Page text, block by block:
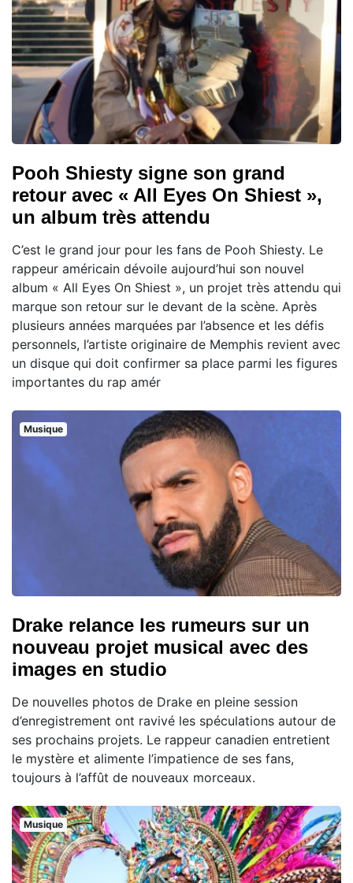
Pooh Shiesty signe son grand
retour avec « All Eyes On Shiest »,
un album très attendu
C’est le grand jour pour les fans de Pooh Shiesty. Le
rappeur américain dévoile aujourd’hui son nouvel
album « All Eyes On Shiest », un projet très attendu qui
marque son retour sur le devant de la scène. Après
plusieurs années marquées par l’absence et les défis
personnels, l’artiste originaire de Memphis revient avec
un disque qui doit confirmer sa place parmi les figures
importantes du rap amér
Musique
Drake relance les rumeurs sur un
nouveau projet musical avec des
images en studio
De nouvelles photos de Drake en pleine session
d’enregistrement ont ravivé les spéculations autour de
ses prochains projets. Le rappeur canadien entretient
le mystère et alimente l’impatience de ses fans,
toujours à l’affût de nouveaux morceaux.
Musique